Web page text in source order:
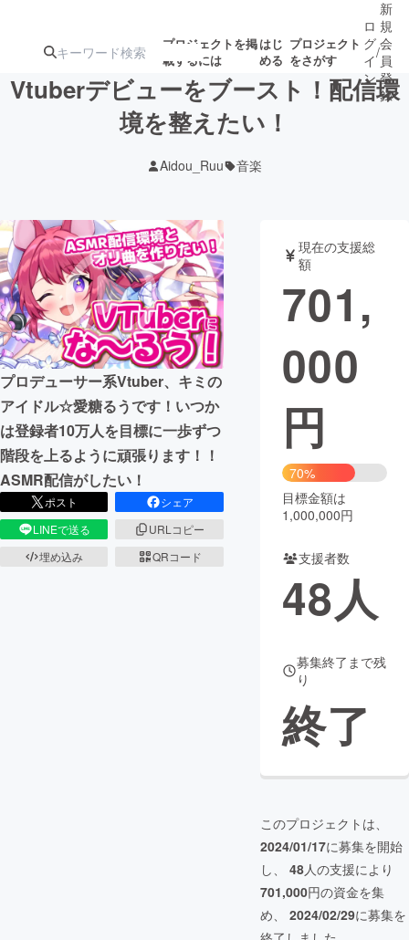
プロジェクトを掲
載するには
はじ
める
プロジェクト
をさがす
ジェクト
募集終了が近いプ
ロジェクト
アート・写真 音楽
テクノロジー・ガジェット ゲーム・サ
映像・映画
ビジネス・起業
まちづくり・地域活性化
CAMPFIRE for Social Good CAMPFIRE Creation
CAMPFIREふるさと納税
コミュニティ
ロ
グ
イ
ン
/
新
規
会
員
登
録
Vtuberデビューをブースト！配信環
境を整えたい！
Aidou_Ruu 音楽
プロデューサー系Vtuber、キミの
アイドル☆愛糖るうです！いつか
は登録者10万人を目標に一歩ずつ
階段を上るように頑張ります！！
ASMR配信がしたい！
ポスト
シェア
LINEで送る
URLコピー
埋め込み
QRコード
現在の支援総
額
701,
000
円
70%
目標金額は
1,000,000円
支援者数
48人
募集終了まで残
り
終了
このプロジェクトは、
2024/01/17に募集を開始
し、 48人の支援により
701,000円の資金を集
め、 2024/02/29に募集を